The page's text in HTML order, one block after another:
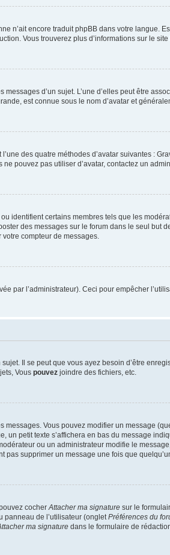
n’ait encore traduit phpBB dans votre langue.
Vous trouverez plus d’informations sur le site
d’un sujet. L’une d’elles peut être
est connue sous le nom d’avatar et
des quatre méthodes d’avatar suivantes :
pouvez pas utiliser d’avatar, contactez un
identifient certains membres tels que les
des messages sur le forum dans le seul but
compteur de messages.
par l’administrateur). Ceci pour empêcher
Il se peut que vous ayez besoin d’être
Vous pouvez joindre des fichiers, etc.
Vous pouvez modifier un message
petit texte s’affichera en bas du message
ou un administrateur modifie le
supprimer un message une fois que
cocherAttacher ma signature sur le
panneau de l’utilisateur (ongletPréférences du
ma signature dans le formulaire de